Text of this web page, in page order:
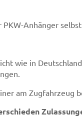
PKW-Anhänger
wie in
am Zugfahrzeug